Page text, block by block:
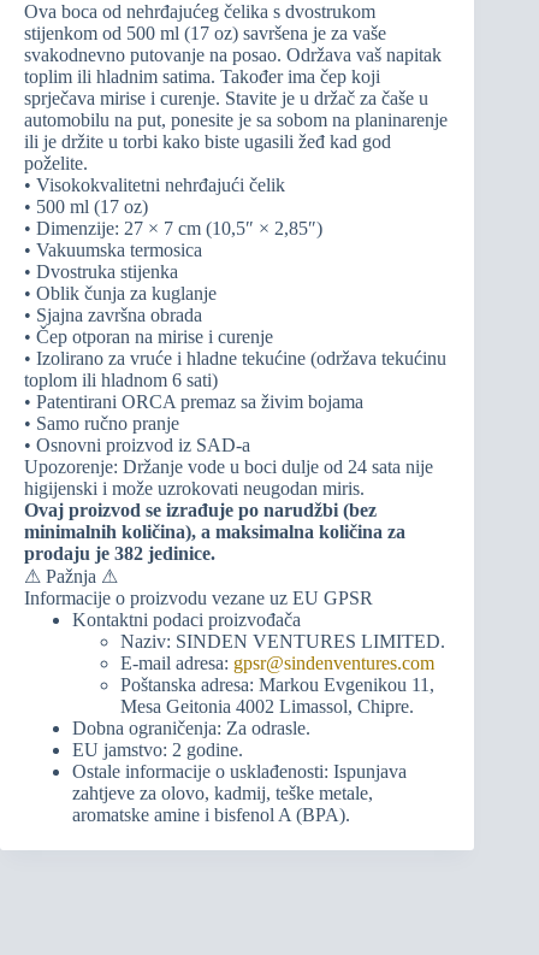
Ova boca od nehrđajućeg čelika s dvostrukom
stijenkom od 500 ml (17 oz) savršena je za vaše
svakodnevno putovanje na posao. Održava vaš napitak
toplim ili hladnim satima. Također ima čep koji
sprječava mirise i curenje. Stavite je u držač za čaše u
automobilu na put, ponesite je sa sobom na planinarenje
ili je držite u torbi kako biste ugasili žeđ kad god
poželite.
• Visokokvalitetni nehrđajući čelik
• 500 ml (17 oz)
• Dimenzije: 27 × 7 cm (10,5″ × 2,85″)
• Vakuumska termosica
• Dvostruka stijenka
• Oblik čunja za kuglanje
• Sjajna završna obrada
• Čep otporan na mirise i curenje
• Izolirano za vruće i hladne tekućine (održava tekućinu
toplom ili hladnom 6 sati)
• Patentirani ORCA premaz sa živim bojama
• Samo ručno pranje
• Osnovni proizvod iz SAD-a
Upozorenje: Držanje vode u boci dulje od 24 sata nije
higijenski i može uzrokovati neugodan miris.
Ovaj proizvod se izrađuje po narudžbi (bez
minimalnih količina), a maksimalna količina za
prodaju je 382 jedinice.
⚠ Pažnja ⚠
Informacije o proizvodu vezane uz EU GPSR
Kontaktni podaci proizvođača
Naziv: SINDEN VENTURES LIMITED.
E-mail adresa: gpsr@sindenventures.com
Poštanska adresa: Markou Evgenikou 11,
Mesa Geitonia 4002 Limassol, Chipre.
Dobna ograničenja: Za odrasle.
EU jamstvo: 2 godine.
Ostale informacije o usklađenosti: Ispunjava
zahtjeve za olovo, kadmij, teške metale,
aromatske amine i bisfenol A (BPA).